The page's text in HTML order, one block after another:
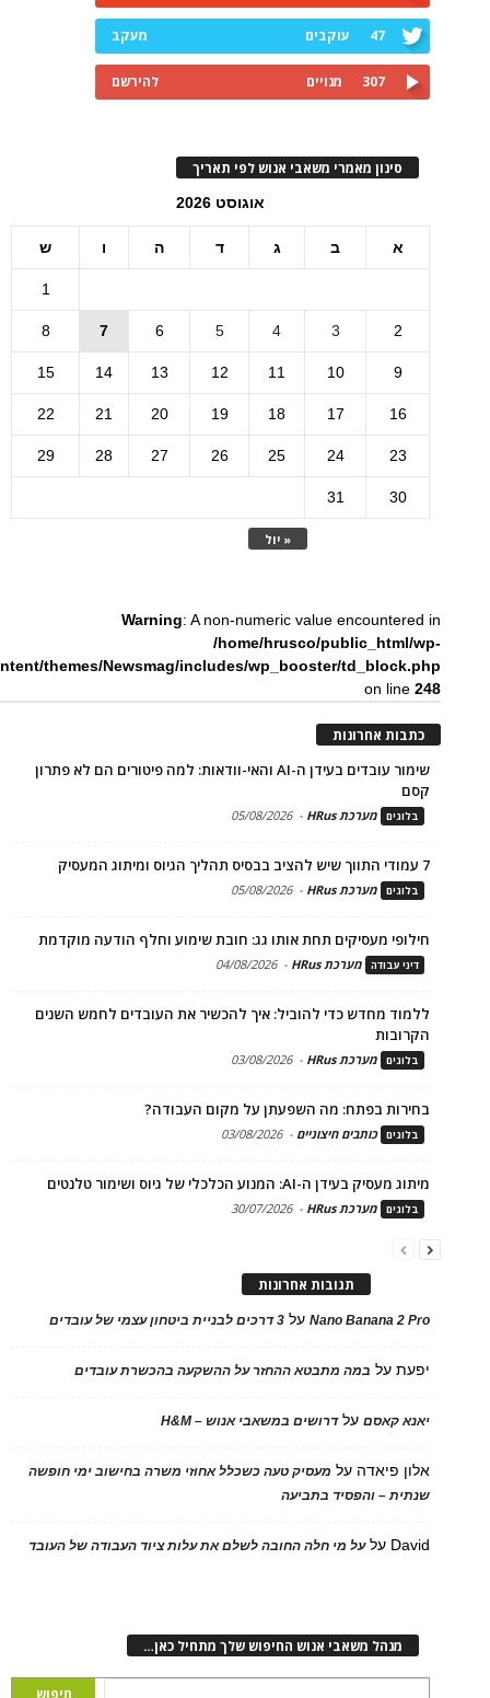
47 עוקבים מעקב
307 מנויים להירשם
סינון מאמרי משאבי אנוש לפי תאריך
אוגוסט 2026
א ב ג ד ה ו ש
« יול
1
2
3
4
5
6
7
8
9
10
11
12
13
14
15
16
17
18
19
20
21
22
23
24
25
26
27
28
29
30
31
Warning: A non-numeric value encountered in
/home/hrusco/public_html/wp-
themes/Newsmag/includes/wp_booster/td_block.php
on line248
כתבות אחרונות
שימור עובדים בעידן ה-AI והאי-וודאות: למה פיטורים הם לא פתרון
קסם
בלוגים מערכת HRus -
05/08/2026
7 עמודי התווך שיש להציב בבסיס תהליך הגיוס ומיתוג המעסיק
בלוגים מערכת HRus -
05/08/2026
חילופי מעסיקים תחת אותו גג: חובת שימוע וחלף הודעה מוקדמת
דיני עבודה מערכת HRus -
04/08/2026
ללמוד מחדש כדי להוביל: איך להכשיר את העובדים לחמש השנים
הקרובות
בלוגים מערכת HRus -
03/08/2026
בחירות בפתח: מה השפעתן על מקום העבודה?
בלוגים כותבים חיצוניים -
03/08/2026
מיתוג מעסיק בעידן ה-AI: המנוע הכלכלי של גיוס ושימור טלנטים
בלוגים מערכת HRus -
30/07/2026
תגובות אחרונות
Nano Banana 2 Proעל 3 דרכים לבניית ביטחון עצמי של עובדים
יפעתעל במה מתבטא ההחזר על ההשקעה בהכשרת עובדים
יאנא קאסםעלדרושים במשאבי אנוש – H&M
אלון פיאדה על מעסיק טעה כשכלל אחוזי משרה בחישוב ימי חופשה
שנתית – והפסיד בתביעה
David עלעל מי חלה החובה לשלם את עלות ציוד העבודה של העובד
מנהל משאבי אנוש החיפוש שלך מתחיל כאן…